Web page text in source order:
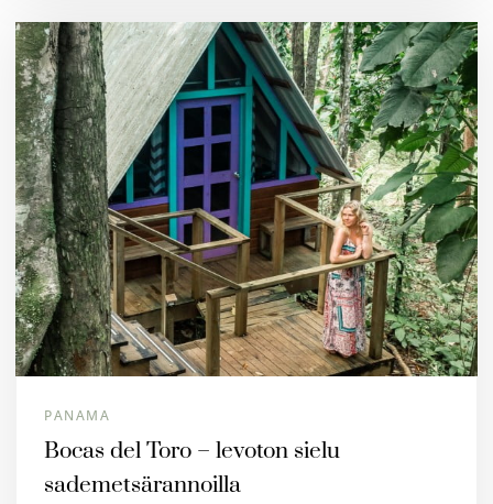
PANAMA
Bocas del Toro – levoton sielu
sademetsärannoilla